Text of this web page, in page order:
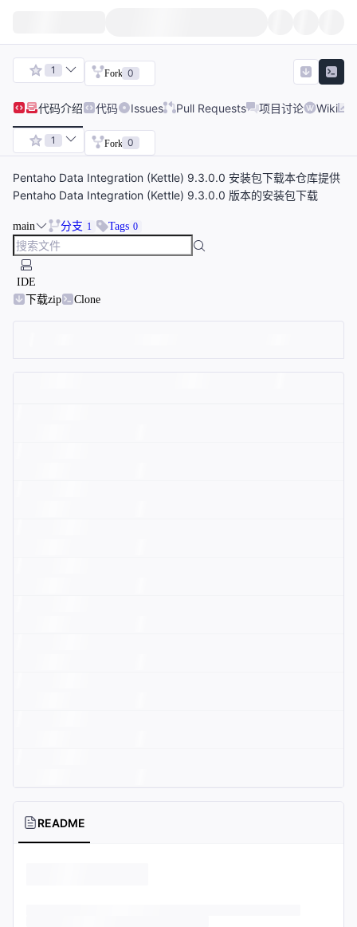
1 Fork 0
代码介绍 代码 Issues Pull Requests 项目讨论 Wiki
1 Fork 0
Pentaho Data Integration (Kettle) 9.3.0.0 安装包下载本仓库提供
Pentaho Data Integration (Kettle) 9.3.0.0 版本的安装包下载
main 分支 1 Tags 0
IDE
下载zip
Clone
README